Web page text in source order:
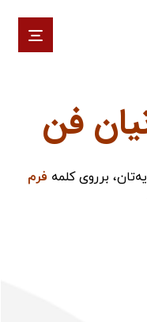
فن
برروی کلمه فرم